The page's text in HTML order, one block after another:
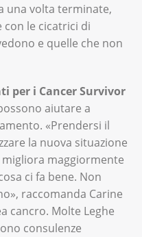
una volta terminate,
con le cicatrici di
e quelle che non
per i Cancer Survivor
aiutare a
«Prendersi il
la nuova situazione
migliora maggiormente
ci fa bene. Non
raccomanda Carine
cancro. Molte Leghe
consulenze